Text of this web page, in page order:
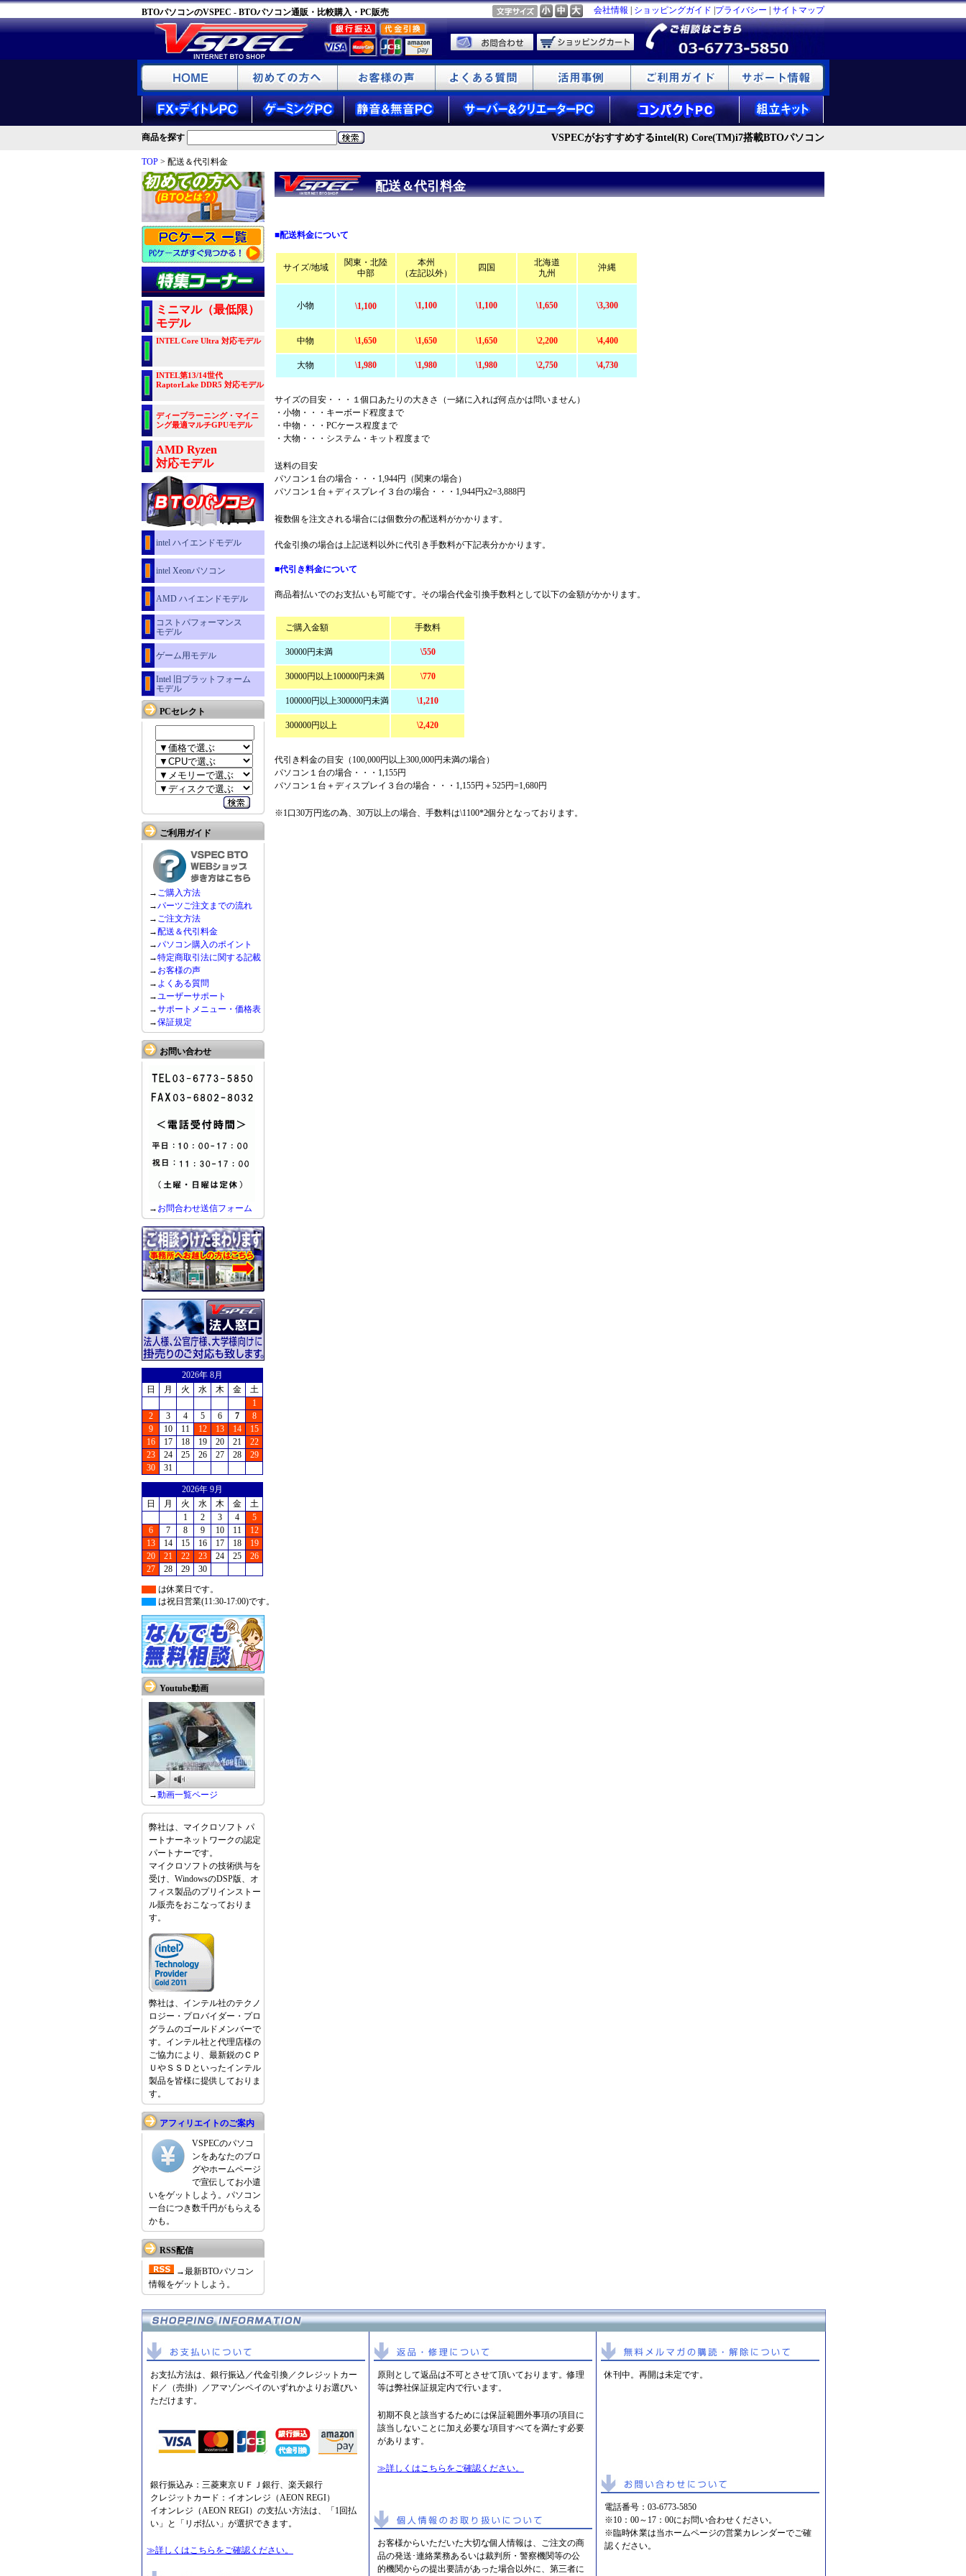
BTOパソコンのVSPEC - BTOパソコン通販・比較購入・PC販売 会社情報 ショッピングガイド プライバシー サイトマップ
商品を探す VSPECがおすすめするintel(R) Core(TM)i7搭載BTOパソコン
TOP > 配送＆代引料金
ミニマル（最低限）
モデル
INTEL Core Ultra 対応モデル
INTEL第13/14世代
RaptorLake DDR5 対応モデル
ディープラーニング・マイニ
ング最適マルチGPUモデル
AMD Ryzen
対応モデル
intel ハイエンドモデル
intel Xeonパソコン
AMD ハイエンドモデル
コストパフォーマンス
モデル
ゲーム用モデル
Intel 旧プラットフォーム
モデル
PCセレクト
ご利用ガイド
→ ご購入方法
→パーツご注文までの流れ
→ ご注文方法
→配送＆代引料金
→パソコン購入のポイント
→特定商取引法に関する記載
→ お客様の声
→ よくある質問
→ユーザーサポート
→サポートメニュー・価格表
→保証規定
お問い合わせ
→ お問合わせ送信フォーム
2026年 8月
日
月 火 水 木 金
土
1
2
3 4 5 6 7
8
9
10 11 12 13 14
15
16
17 18 19 20 21
22
23
24 25 26 27 28
29
30
31
2026年 9月
日
月 火 水 木 金
土
1
2 3 4
5
6
7 8 9 10 11
12
13
14 15 16 17 18
19
20
21 22 23 24 25
26
27
28 29
30
は休業日です。
は祝日営業(11:30-17:00)です。
Youtube動画
→動画一覧ページ
弊社は、マイクロソフト パ
ートナーネットワークの認定
パートナーです。
マイクロソフトの技術供与を
受け、WindowsのDSP版、オ
フィス製品のプリインストー
ル販売をおこなっておりま
す。
弊社は、インテル社のテクノ
ロジー・プロバイダー・プロ
グラムのゴールドメンバーで
す。インテル社と代理店様の
ご協力により、最新鋭のＣＰ
ＵやＳＳＤといったインテル
製品を皆様に提供しておりま
す。
アフィリエイトのご案内
VSPECのパソコ
ンをあなたのブロ
グやホームページ
で宣伝してお小遣
いをゲットしよう。パソコン
一台につき数千円がもらえる
かも。
RSS配信
→最新BTOパソコン
情報をゲットしよう。
配送＆代引料金
■配送料金について
サイズ/地域
関東・北陸
中部
本州
（左記以外）
四国
北海道
九州
沖縄
小物 \1,100 \1,100 \1,100 \1,650 \3,300
中物 \1,650 \1,650 \1,650 \2,200 \4,400
大物 \1,980 \1,980 \1,980 \2,750 \4,730
サイズの目安・・・１個口あたりの大きさ（一緒に入れば何点かは問いません）
・小物・・・キーボード程度まで
・中物・・・PCケース程度まで
・大物・・・システム・キット程度まで
送料の目安
パソコン１台の場合・・・1,944円（関東の場合）
パソコン１台＋ディスプレイ３台の場合・・・1,944円x2=3,888円
複数個を注文される場合には個数分の配送料がかかります。
代金引換の場合は上記送料以外に代引き手数料が下記表分かかります。
■代引き料金について
商品着払いでのお支払いも可能です。その場合代金引換手数料として以下の金額がかかります。
ご購入金額 手数料
30000円未満 \550
30000円以上100000円未満 \770
100000円以上300000円未満 \1,210
300000円以上 \2,420
代引き料金の目安（100,000円以上300,000円未満の場合）
パソコン１台の場合・・・1,155円
パソコン１台＋ディスプレイ３台の場合・・・1,155円＋525円=1,680円
※1口30万円迄の為、30万以上の場合、手数料は\1100*2個分となっております。
お支払方法は、銀行振込／代金引換／クレジットカー
ド／（売掛）／アマゾンペイのいずれかよりお選びい
ただけます。
銀行振込み：三菱東京ＵＦＪ銀行、楽天銀行
クレジットカード：イオンレジ（AEON REGI）
イオンレジ（AEON REGI）の支払い方法は、「1回払
い」と「リボ払い」が選択できます。
≫詳しくはこちらをご確認ください。
原則として返品は不可とさせて頂いております。修理
等は弊社保証規定内で行います。
初期不良と該当するためには保証範囲外事項の項目に
該当しないことに加え必要な項目すべてを満たす必要
があります。
≫詳しくはこちらをご確認ください。
お客様からいただいた大切な個人情報は、ご注文の商
品の発送･連絡業務あるいは裁判所・警察機関等の公
的機関からの提出要請があった場合以外に、第三者に
休刊中。再開は未定です。
電話番号： 03-6773-5850
※10：00～17：00にお問い合わせください。
※臨時休業は当ホームページの営業カレンダーでご確
認ください。